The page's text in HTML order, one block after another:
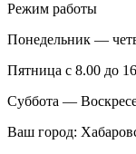
Режим работы
Понедельник —
Пятница с 8.00 до
Суббота —
Ваш город: